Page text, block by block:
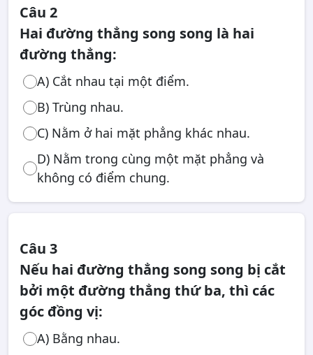
Câu 2
Hai đường thẳng song song là hai
đường thẳng:
A) Cắt nhau tại một điểm.
B) Trùng nhau.
C) Nằm ở hai mặt phẳng khác nhau.
D) Nằm trong cùng một mặt phẳng và
không có điểm chung.
Câu 3
Nếu hai đường thẳng song song bị cắt
bởi một đường thẳng thứ ba, thì các
góc đồng vị:
A) Bằng nhau.